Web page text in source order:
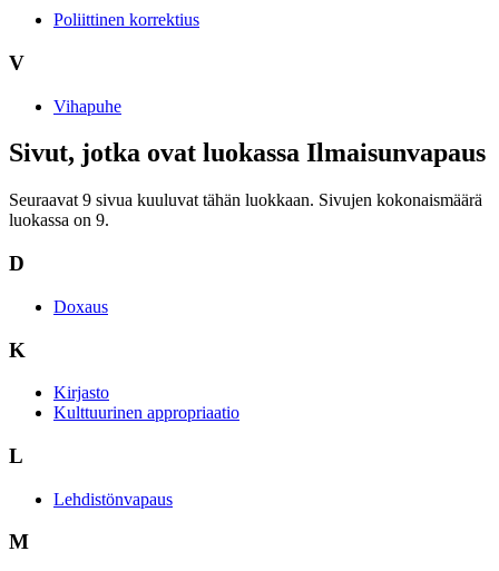
Poliittinen korrektius
V
Vihapuhe
Sivut, jotka ovat luokassa Ilmaisunvapaus
Seuraavat 9 sivua kuuluvat tähän luokkaan. Sivujen kokonaismäärä
luokassa on 9.
D
Doxaus
K
Kirjasto
Kulttuurinen appropriaatio
L
Lehdistönvapaus
M